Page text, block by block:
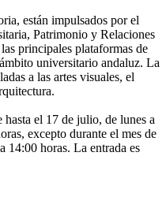
están impulsados por el
Patrimonio y Relaciones
principales plataformas de
universitario andaluz. La
a las artes visuales, el
el 17 de julio, de lunes a
excepto durante el mes de
14:00 horas. La entrada es